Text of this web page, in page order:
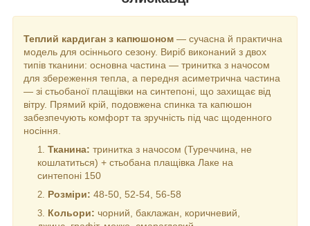
Теплий кардиган з капюшоном — сучасна й практична
модель для осіннього сезону. Виріб виконаний з двох
типів тканини: основна частина — тринитка з начосом
для збереження тепла, а передня асиметрична частина
— зі стьобаної плащівки на синтепоні, що захищає від
вітру. Прямий крій, подовжена спинка та капюшон
забезпечують комфорт та зручність під час щоденного
носіння.
Тканина: тринитка з начосом (Туреччина, не
кошлатиться) + стьобана плащівка Лаке на
синтепоні 150
Розміри: 48-50, 52-54, 56-58
Кольори: чорний, баклажан, коричневий,